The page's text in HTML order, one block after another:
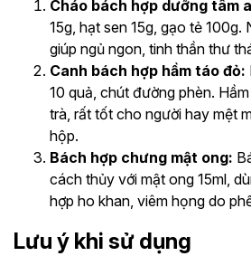
Cháo bách hợp dưỡng tâm
15g, hạt sen 15g, gạo tẻ
giúp ngủ ngon, tinh thần thư
Canh bách hợp hầm táo đỏ:
10 quả, chút đường phèn.
trà, rất tốt cho người hay mệt
hộp.
Bách hợp chưng mật ong:
cách thủy với mật ong 15ml,
hợp ho khan, viêm họng do
Lưu ý khi sử dụng